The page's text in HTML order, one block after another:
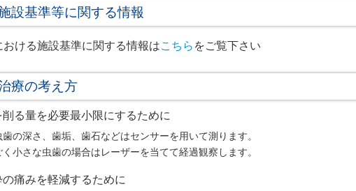
設基準等に関する情報
おける施設基準に関する情報はこちら をご覧下さい
療の考え方
削る量を必要最小限にするために
歯の深さ、歯垢、歯石などはセンサーを用いて測ります。
く小さな虫歯の場合はレーザーを当てて経過観察します。
の痛みを軽減するために